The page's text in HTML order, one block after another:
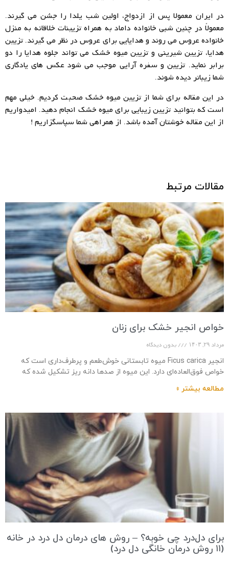
در ایران معمولا پس از ازدواج، اولین شب یلدا را جشن می گیرند.
معمولاً در چنین شبی خانواده داماد به همراه تزیینات خلاقانه به منزل
خانواده عروس می روند و هدایایی برای عروس در نظر می گیرند. تزیین
هدایا، تزیین شیرینی و تزیین میوه خشک می تواند جلوه هدایا را دو
برابر نماید. تزیین و سفره آرایی موجب می شود عکس های یادگاری
شما زیباتر دیده شوند.
در این مقاله برای شما از تزیین میوه خشک صحبت کردیم. خیلی مهم
است که بتوانید تزیین زیبایی برای میوه خشک انجام دهید. امیدواریم
از این مقاله خوشتان آمده باشد. از همراهی شما سپاسگزاریم !
مقالات مرتبط
خواص انجیر خشک برای زنان
مرداد ۲۹, ۱۴۰۳ بدون دیدگاه
انجیر Ficus carica میوه تابستانی خوش‌طعم و پرطرف‌داری است که
خواص فوق‌العاده‌ای دارد. این میوه از صدها دانه ریز تشکیل شده که
مطالعه بیشتر »
برای دل‌درد چی خوبه؟ – روش های درمان دل درد در خانه
(۱۱ روش درمان خانگی دل درد)